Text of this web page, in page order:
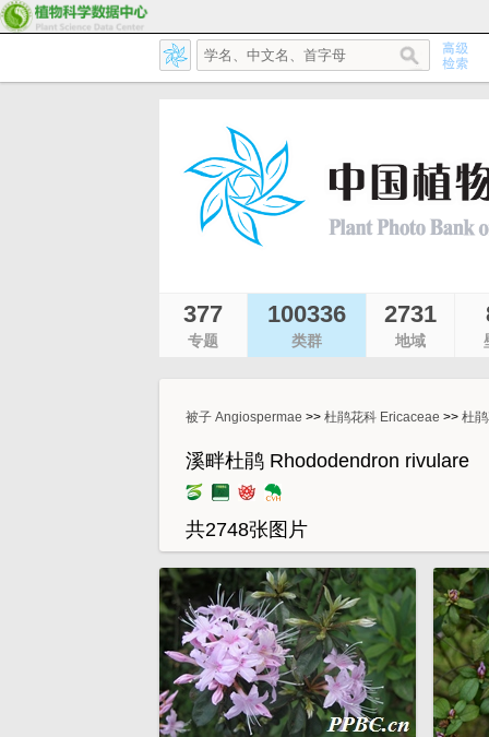
377
专题
100336
类群
2731
地域
被子 Angiospermae >> 杜鹃花科 Ericaceae >> 杜
溪畔杜鹃 Rhododendron rivulare
共2748张图片